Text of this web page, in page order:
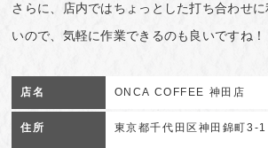
さらに、店内ではちょっとした打ち合わせ
いので、気軽に作業できるのも良いですね！
店名 ONCA COFFEE 神田店
住所 東京都千代田区神田錦町3-